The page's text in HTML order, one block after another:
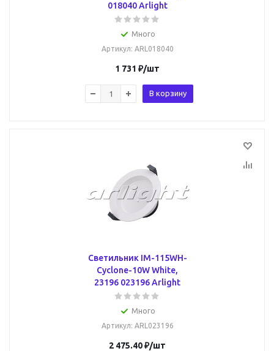
018040 Arlight
Много
Артикул: ARL018040
1 731 ₽/шт
В корзину
Светильник IM-115WH-
Cyclone-10W White,
23196 023196 Arlight
Много
Артикул: ARL023196
2 475.40₽/шт